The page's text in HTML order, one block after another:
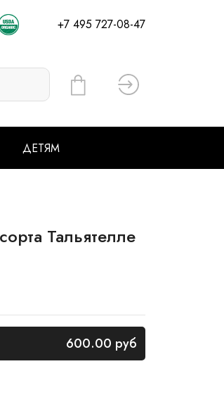
+7 495 727-08-47
Вход
ДЕТЯМ
Тальятелле
600.00 руб